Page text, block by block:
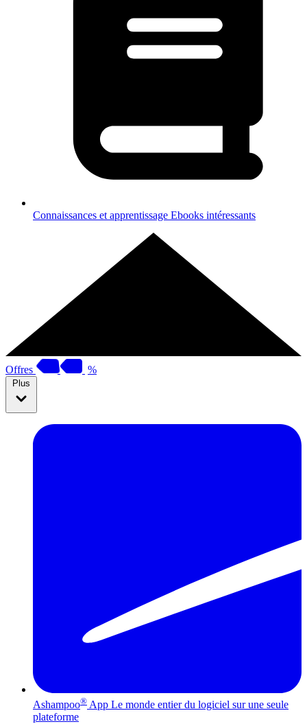
Connaissances et apprentissage Ebooks intéressants
Offres %
Plus
Ashampoo® App Le monde entier du logiciel sur une seule
plateforme